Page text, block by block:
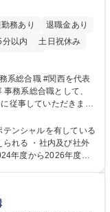
務あり
退職金あり
分以内
土日祝休み
従事していただきま
海外に関係する各種業
及び将来のキャリアを
OJTでの現場育成や研
ンシャルを有している
れる ・社内及び社外
変動による自然災害の
が高まっています。